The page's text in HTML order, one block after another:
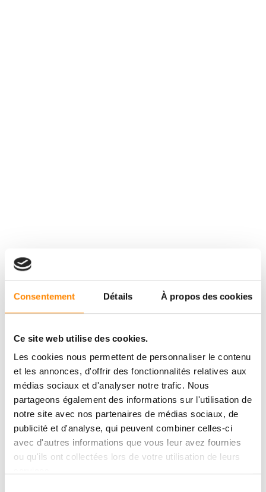
Consentement Détails À propos des cookies
Ce site web utilise des cookies.
Les cookies nous permettent de personnaliser le contenu
et les annonces, d'offrir des fonctionnalités relatives aux
médias sociaux et d'analyser notre trafic. Nous
partageons également des informations sur l'utilisation de
notre site avec nos partenaires de médias sociaux, de
publicité et d'analyse, qui peuvent combiner celles-ci
avec d'autres informations que vous leur avez fournies
ou qu'ils ont collectées lors de votre utilisation de leurs